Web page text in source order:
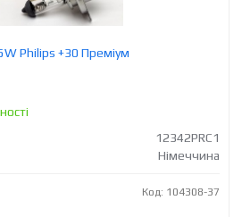
Philips +30 Преміум
12342PRC1
Німеччина
Код: 104308-37